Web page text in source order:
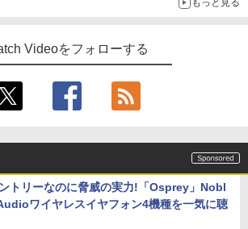
もっと見る
Videoをフォローする
トリーなのに脅威の実力!「Osprey」Nobl
ワイヤレスイヤフォン4機種を一気に聴